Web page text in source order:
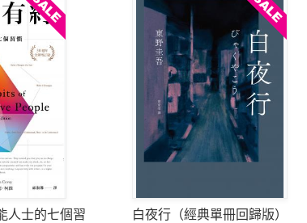
人士的七個習
白夜行（經典單冊回歸版）